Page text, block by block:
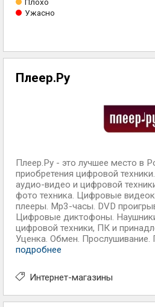
Ужасно
Плеер.Ру
Плеер.Ру - это лучшее место в
приобретения цифровой
аудио-видео и цифровой
фото техника. Цифровые
плееры. Mp3-часы. DVD
Цифровые диктофоны.
цифровой техники, ПК и
Уценка. Обмен. Прослушивание.
подробнее
Интернет-магазины